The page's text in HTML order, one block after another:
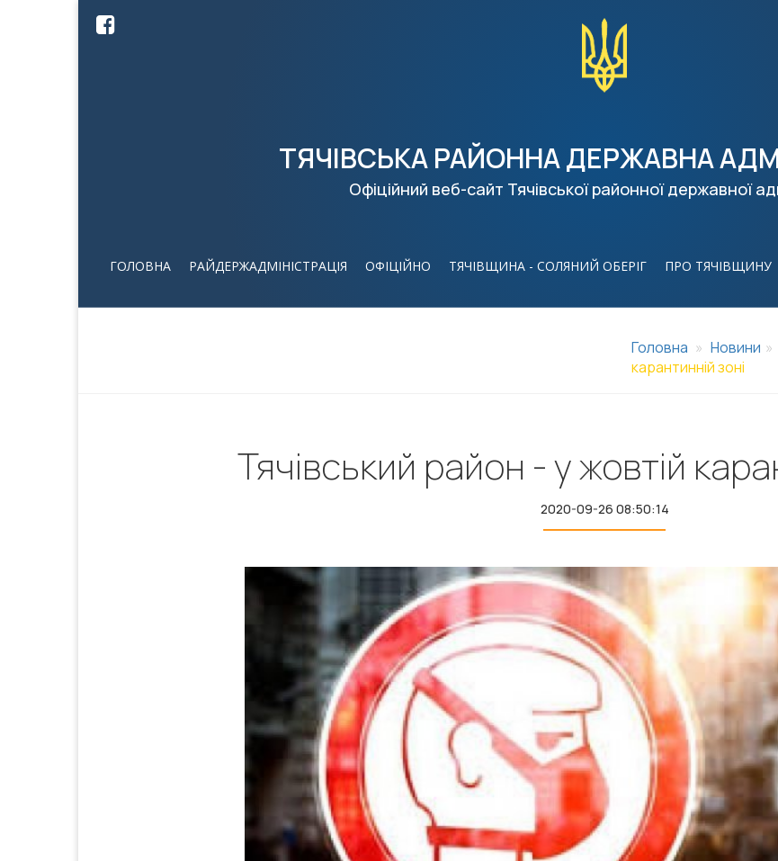
ТЯЧІВСЬКА РАЙОННА ДЕРЖАВНА
Офіційний веб-сайт Тячівської районної державної
ГОЛОВНА РАЙДЕРЖАДМІНІСТРАЦІЯ ОФІЦІЙНО ТЯЧІВЩИНА - СОЛЯНИЙ ОБЕРІГ ПРО ТЯЧІВЩИНУ
Головна Новини
карантинній зоні
Тячівський район - у жовтій
2020-09-26 08:50:14